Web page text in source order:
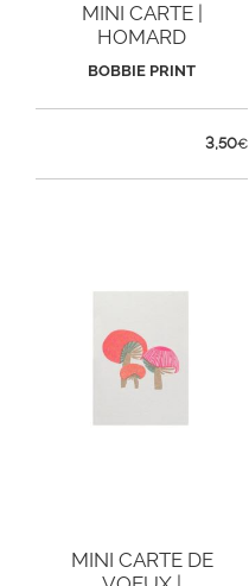
MINI CARTE |
HOMARD
BOBBIE PRINT
3,50€
MINI CARTE DE